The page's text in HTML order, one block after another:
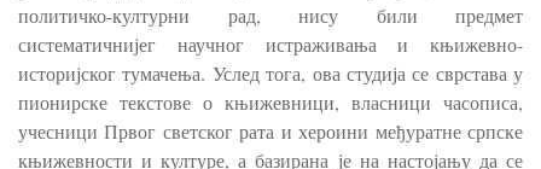
политичко-културни рад, нису били предмет
систематичнијег научног истраживања и књижевно-
историјског тумачења. Услед тога, ова студија се сврстава у
пионирске текстове о књижевници, власници часописа,
учесници Првог светског рата и хероини међуратне српске
књижевности и културе, а базирана је на настојању да се